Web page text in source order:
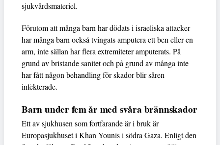
sjukvårdsmateriel.
Förutom att många barn har dödats i israeliska attacker
har många barn också tvingats amputera ett ben eller en
arm, inte sällan har flera extremiteter amputerats. På
grund av bristande sanitet och på grund av många inte
har fått någon behandling för skador blir såren
infekterade.
Barn under fem år med svåra brännskador
Ett av sjukhusen som fortfarande är i bruk är
Europasjukhuset i Khan Younis i södra Gaza. Enligt den